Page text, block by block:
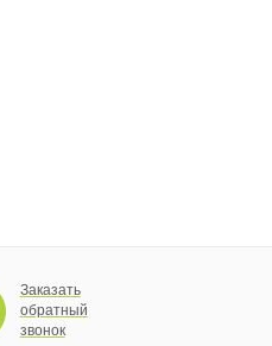
Заказать
обратный
звонок